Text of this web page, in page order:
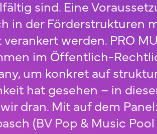
sind. Eine
in der Förderstrukturen
werden. PRO
im Öffentlich-
um konkret auf
hat gesehen – in
dran. Mit auf dem
(BV Pop & Music